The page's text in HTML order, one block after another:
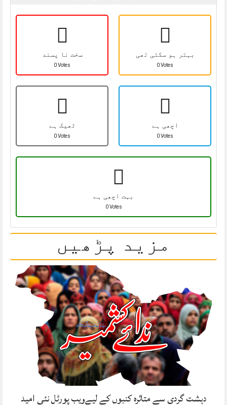
سخت نا پسند
0 Votes
بہتر ہو سکتی تھی
0 Votes
ٹھیک ہے
0 Votes
اچھی ہے
0 Votes
بہت اچھی ہے
0 Votes
مزید پڑھیں
دہشت گردی سے متاثرہ کنبوں کے لیےویب پورٹل نئی امید